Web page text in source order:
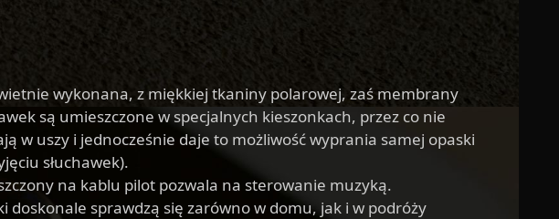
wykonana, z miękkiej tkaniny polarowej, zaś membrany
są umieszczone w specjalnych kieszonkach, przez co nie
w uszy i jednocześnie daje to możliwość wyprania samej opaski
słuchawek).
na kablu pilot pozwala na sterowanie muzyką.
doskonale sprawdzą się zarówno w domu, jak i w podróży